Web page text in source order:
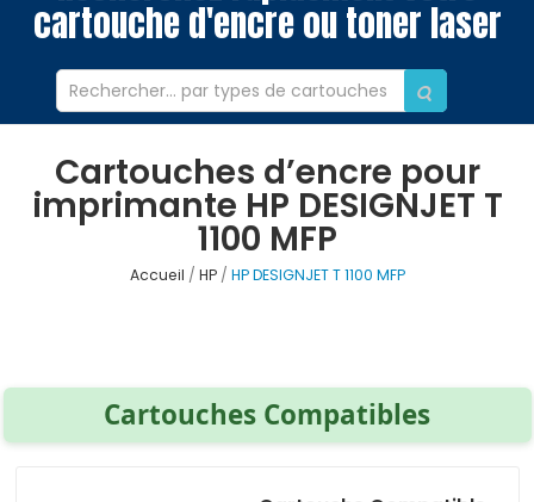
cartouche d'encre ou toner laser
Cartouches d’encre pour
imprimante HP DESIGNJET T
1100 MFP
Accueil HP HP DESIGNJET T 1100 MFP
Cartouches Compatibles